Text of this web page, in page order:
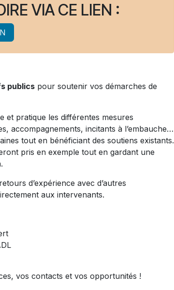
VIA CE LIEN :
publics pour soutenir vos démarches de
et pratique les différentes mesures
accompagnements, incitants à l’embauche…
tout en bénéficiant des soutiens existants.
pris en exemple tout en gardant une
d’expérience avec d’autres
aux intervenants.
vos contacts et vos opportunités !